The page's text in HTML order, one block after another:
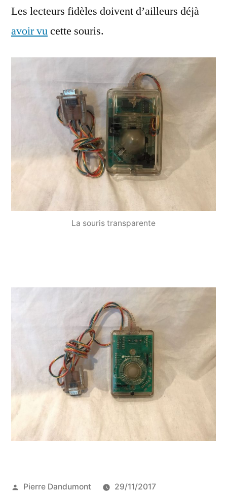
Les lecteurs fidèles doivent d’ailleurs déjà
avoir vucette souris.
La souris transparente
Publié
Pierre Dandumont
29/11/2017